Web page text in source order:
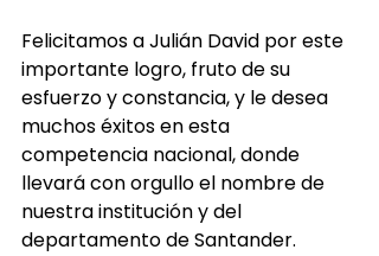
Felicitamos a Julián David por este
importante logro, fruto de su
esfuerzo y constancia, y le desea
muchos éxitos en esta
competencia nacional, donde
llevará con orgullo el nombre de
nuestra institución y del
departamento de Santander.